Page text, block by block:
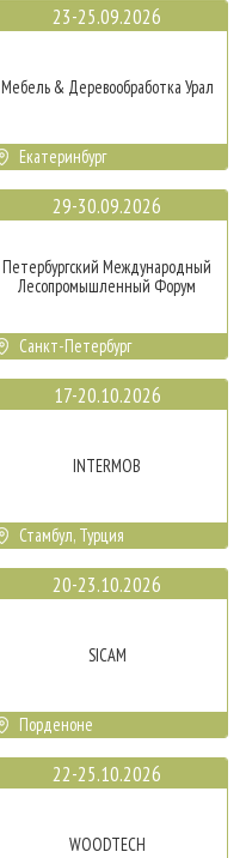
23-25.09.2026
Мебель & Деревообработка Урал
Екатеринбург
29-30.09.2026
Петербургский Международный
Лесопромышленный Форум
Санкт-Петербург
17-20.10.2026
INTERMOB
Стамбул, Турция
20-23.10.2026
SICAM
Порденоне
22-25.10.2026
WOODTECH